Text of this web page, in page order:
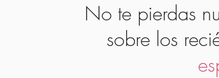
No te pierdas
sobre los